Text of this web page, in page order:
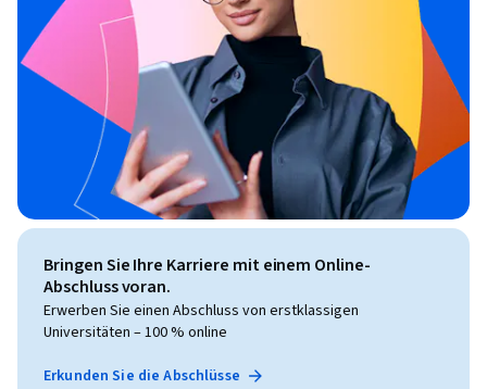
Bringen Sie Ihre Karriere mit einem Online-
Abschluss voran.
Erwerben Sie einen Abschluss von erstklassigen
Universitäten – 100 % online
Erkunden Sie die Abschlüsse